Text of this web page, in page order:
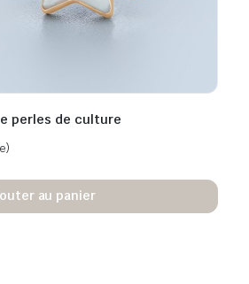
perles de culture
au panier